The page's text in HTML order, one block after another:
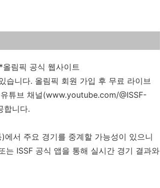
림픽 공식 웹사이트
니다. 올림픽 회원 가입 후 무료 라이브
튜브 채널(www.youtube.com/@ISSF-
합니다.
서 주요 경기를 중계할 가능성이 있으니
는 ISSF 공식 앱을 통해 실시간 경기 결과와